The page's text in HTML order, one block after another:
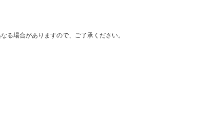
る場合がありますので、ご了承ください。